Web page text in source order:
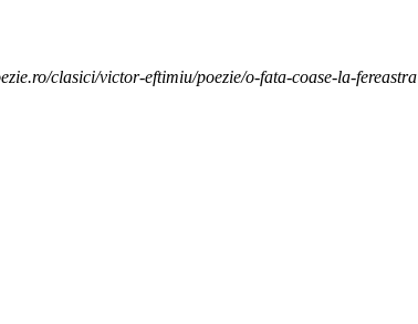
clasici/victor-eftimiu/poezie/o-fata-coase-la-fereastra